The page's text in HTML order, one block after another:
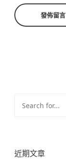
近期文章